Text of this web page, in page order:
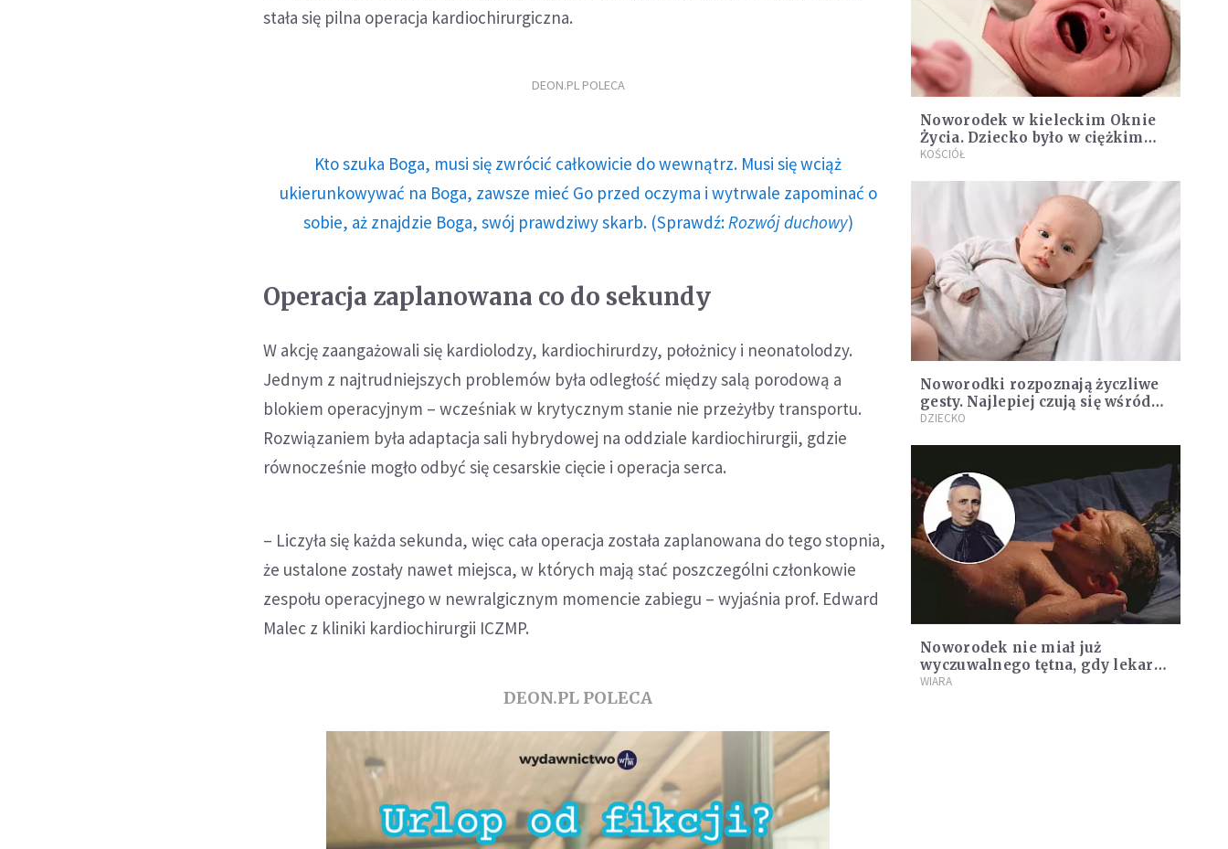
stała się pilna operacja kardiochirurgiczna.
DEON.PL POLECA
Kto szuka Boga, musi się zwrócić całkowicie do wewnątrz. Musi się wciąż
ukierunkowywać na Boga, zawsze mieć Go przed oczyma i wytrwale zapominać o
sobie, aż znajdzie Boga, swój prawdziwy skarb. (Sprawdź: Rozwój duchowy)
Operacja zaplanowana co do sekundy
W akcję zaangażowali się kardiolodzy, kardiochirurdzy, położnicy i neonatolodzy.
Jednym z najtrudniejszych problemów była odległość między salą porodową a
blokiem operacyjnym – wcześniak w krytycznym stanie nie przeżyłby transportu.
Rozwiązaniem była adaptacja sali hybrydowej na oddziale kardiochirurgii, gdzie
równocześnie mogło odbyć się cesarskie cięcie i operacja serca.
– Liczyła się każda sekunda, więc cała operacja została zaplanowana do tego stopnia,
że ustalone zostały nawet miejsca, w których mają stać poszczególni członkowie
zespołu operacyjnego w newralgicznym momencie zabiegu – wyjaśnia prof. Edward
Malec z kliniki kardiochirurgii ICZMP.
DEON.PL POLECA
Noworodek w kieleckim Oknie
Życia. Dziecko było w ciężkim
stanie
KOŚCIÓŁ
Noworodki rozpoznają życzliwe
gesty. Najlepiej czują się wśród
bliskich
DZIECKO
Noworodek nie miał już
wyczuwalnego tętna, gdy lekarz
odmówił modlitwę z dzieciństwa.
WIARA